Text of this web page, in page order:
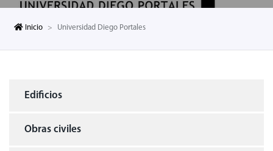
Inicio Universidad Diego Portales
Edificios
Obras civiles